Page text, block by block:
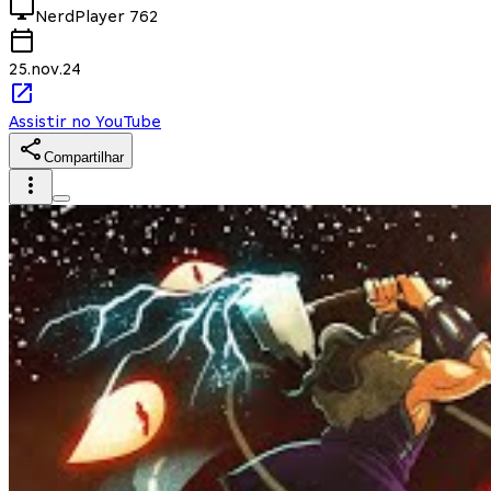
NerdPlayer 762
25.nov.24
Assistir no YouTube
Compartilhar